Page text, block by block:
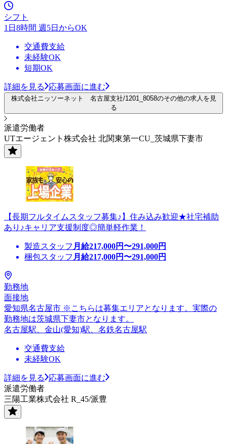
シフト
1日8時間 週5日からOK
交通費支給
未経験OK
短期OK
詳細を見る 応募画面に進む
株式会社ニッソーネット 名古屋支社/1201_8058のその他の求人を見
る
派遣労働者
UTエージェント株式会社 北関東第一CU_茨城県下妻市
【長期フルタイムスタッフ募集♪】住み込み歓迎★社宅補助
あり♪キャリア支援制度◎簡単軽作業！
製造スタッフ 月給217,000円〜291,000円
梱包スタッフ 月給217,000円〜291,000円
勤務地
面接地
愛知県名古屋市 ※こちらは募集エリアとなります。実際の
勤務地は茨城県下妻市となります。
名古屋駅、金山(愛知)駅、名鉄名古屋駅
交通費支給
未経験OK
詳細を見る
応募画面に進む
派遣労働者
三陽工業株式会社 R_45/派豊